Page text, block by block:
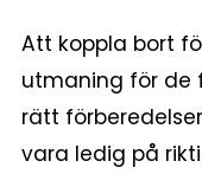
Att koppla bort
utmaning för de
rätt
vara ledig på